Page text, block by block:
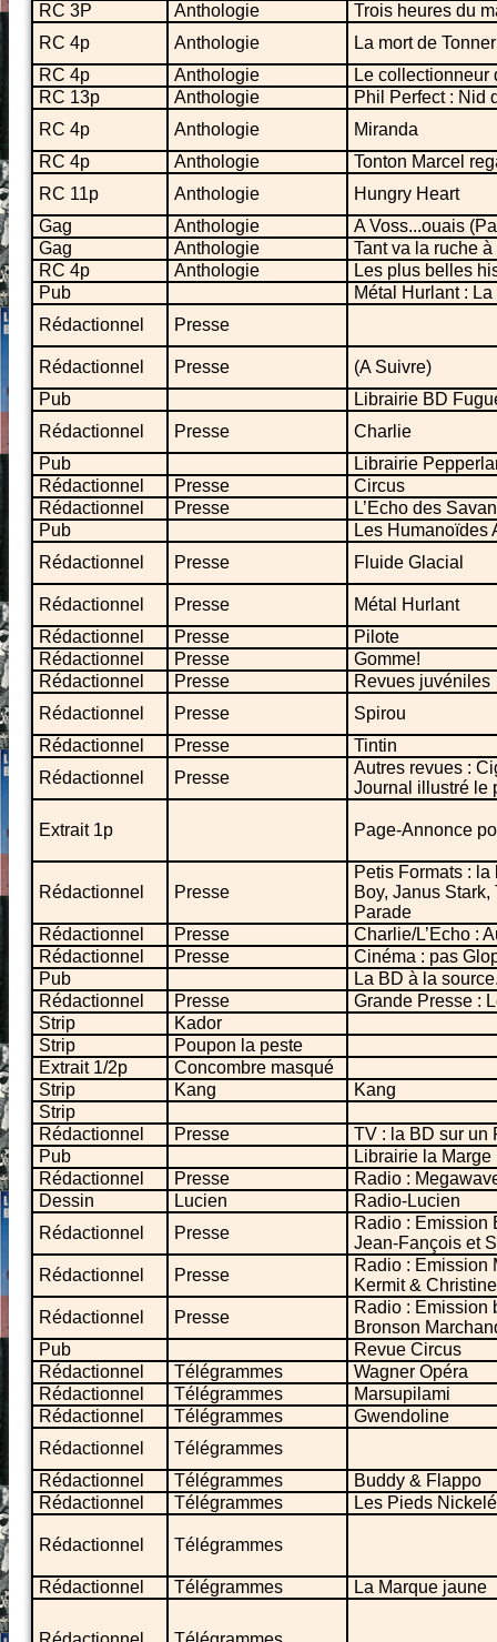
RC 3P
Anthologie
Trois heures du
RC 4p
Anthologie
La mort de
RC 4p
Anthologie
Le collectionneur
RC 13p
Anthologie
Phil Perfect : Nid
RC 4p
Anthologie
Miranda
RC 4p
Anthologie
Tonton Marcel
RC 11p
Anthologie
Hungry Heart
Gag
Anthologie
A Voss...ouais
Gag
Anthologie
Tant va la ruche
RC 4p
Anthologie
Les plus belles
Pub
Métal Hurlant :
Rédactionnel
Presse
Rédactionnel Presse
(A Suivre)
Pub
Librairie BD
Rédactionnel
Presse
Charlie
Pub
Librairie
Rédactionnel
Presse
Circus
Rédactionnel
Presse
L’Echo des
Pub
Les Humanoïdes
Rédactionnel
Presse Fluide Glacial
Rédactionnel Presse
Métal Hurlant
Rédactionnel
Presse
Pilote
Rédactionnel
Presse
Gomme!
Rédactionnel
Presse
Revues juvéniles
Rédactionnel
Presse
Spirou
Rédactionnel
Presse
Tintin
Rédactionnel
Presse
Autres revues :
Journal illustré le
Extrait 1p Page-Annonce
Rédactionnel Presse
Petis Formats :
Boy, Janus
Parade
Rédactionnel
Presse
Charlie/L’Echo :
Rédactionnel
Presse
Cinéma : pas
Pub
La BD à la
Rédactionnel
Presse
Grande Presse :
Strip
Kador
Strip
Poupon la peste
Extrait 1/2p
Concombre masqué
Strip
Kang
Kang
Strip
Rédactionnel
Presse
TV : la BD sur un
Pub
Librairie la Marge
Rédactionnel
Presse
Radio :
Dessin
Lucien
Radio-Lucien
Rédactionnel
Presse
Radio : Emission
Jean-Fançois et
Rédactionnel
Presse
Radio : Emission
Kermit & Christine
Rédactionnel
Presse
Radio : Emission
Bronson
Pub
Revue Circus
Rédactionnel
Télégrammes
Wagner Opéra
Rédactionnel
Télégrammes
Marsupilami
Rédactionnel
Télégrammes
Gwendoline
Rédactionnel
Télégrammes
Rédactionnel
Télégrammes
Buddy & Flappo
Rédactionnel
Télégrammes Les Pieds
Rédactionnel Télégrammes
Rédactionnel Télégrammes La Marque jaune